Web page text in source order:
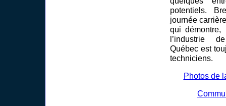
potentiels.
journée
qui
l’industrie
Québec est
techniciens.
Photos de